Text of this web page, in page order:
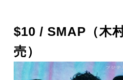
$10 / SMAP（木
売）